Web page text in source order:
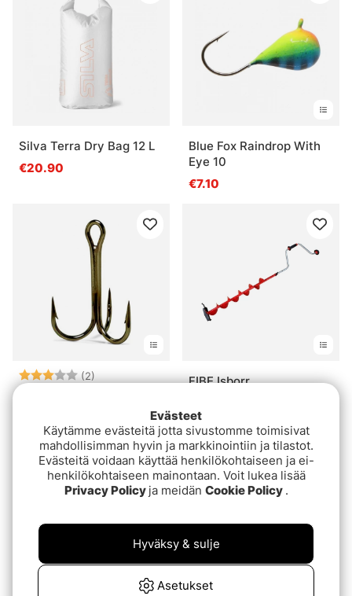
Silva Terra Dry Bag 12 L
€20.90
Blue Fox Raindrop With
Eye 10
€7.10
Arvio: (2)
3.0 5:sta tähdestä
€9.50
FIBE Isborr
Evästeet
Käytämme evästeitä jotta sivustomme toimisivat
mahdollisimman hyvin ja markkinointiin ja tilastot.
Evästeitä voidaan käyttää henkilökohtaiseen ja ei-
henkilökohtaiseen mainontaan. Voit lukea lisää
Privacy Policy ja meidän Cookie Policy .
Asetukset
Hyväksy & sulje